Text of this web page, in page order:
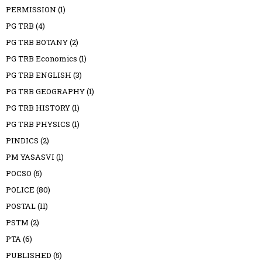
PERMISSION (1)
PG TRB (4)
PG TRB BOTANY(2)
PG TRB Economics (1)
PG TRB ENGLISH (3)
PG TRB GEOGRAPHY(1)
PG TRB HISTORY(1)
PG TRB PHYSICS (1)
PINDICS (2)
PM YASASVI (1)
POCSO (5)
POLICE (80)
POSTAL(11)
PSTM (2)
PTA(6)
PUBLISHED (5)